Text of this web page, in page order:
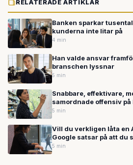
RELATERADE ARTIKLAR
Banken sparkar
kunderna inte litar på
4 min
Han valde ansvar
branschen lyssnar
5 min
Snabbare, effektivare,
samordnade offensiv
5 min
Vill du verkligen låta en
Google satsar på att du
5 min